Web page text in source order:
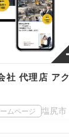
社 代理店 アク
ムページ 塩尻市